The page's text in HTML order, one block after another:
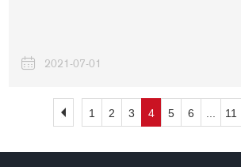
2021-07-01
1 2 3 4 5 6 11